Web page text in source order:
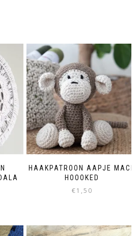
HAAKPATROON AAPJE MACE
HOOOKED
€1,50